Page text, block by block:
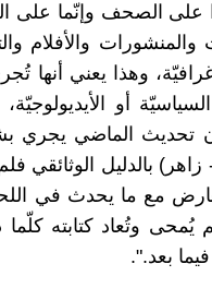
على الصحف وإنّما على
والأفلام
وهذا يعني أنها
السياسيّة أو
تحديث الماضي
بالدليل
مع ما يحدث في
وتُعاد كتابته
بعد.".